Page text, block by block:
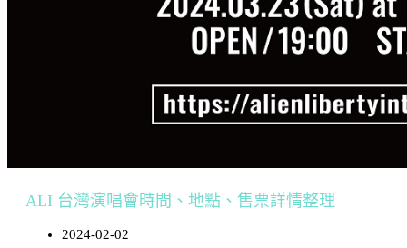
ALI 台灣演唱會時間、地點、售票詳情整理
2024-02-02